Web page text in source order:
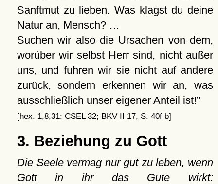
Sanftmut zu lieben. Was klagst du deine
Natur an, Mensch? …
Suchen wir also die Ursachen von dem,
worüber wir selbst Herr sind, nicht außer
uns, und führen wir sie nicht auf andere
zurück, sondern erkennen wir an, was
ausschließlich unser eigener Anteil ist!
[hex. 1,8,31: CSEL 32; BKV II 17, S. 40f b]
3. Beziehung zu Gott
Die Seele vermag nur gut zu leben, wenn
Gott in ihr das Gute wirkt: